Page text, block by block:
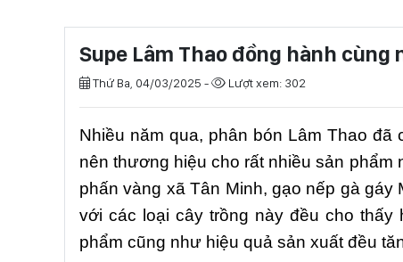
Supe Lâm Thao đồng hành cùng
Thứ Ba, 04/03/2025 - Lượt xem: 302
Nhiều năm qua, phân bón Lâm Thao đã
nên thương hiệu cho rất nhiều sản
phấn vàng xã Tân Minh, gạo nếp gà
với các loại cây trồng này đều cho
phẩm cũng như hiệu quả sản xuất đều